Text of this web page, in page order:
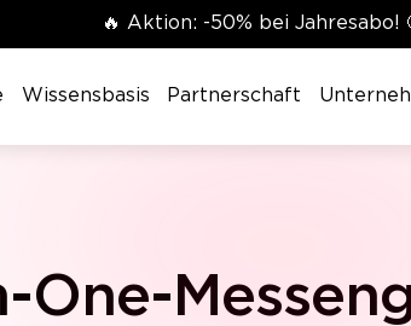
🔥 Aktion: -50% bei Jahresabo!
Wissensbasis Partnerschaft
One-